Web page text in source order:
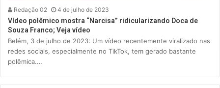
Redação 02 4 de julho de 2023
Vídeo polêmico mostra “Narcisa” ridicularizando Doca de
Souza Franco; Veja vídeo
Belém, 3 de julho de 2023: Um vídeo recentemente viralizado nas
redes sociais, especialmente no TikTok, tem gerado bastante
polêmica.…